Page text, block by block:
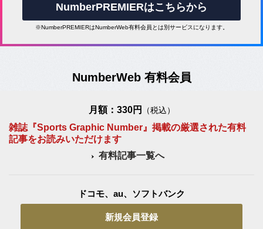
NumberPREMIERはこちらから
※NumberPREMIERはNumberWeb有料会員とは別サービスになります。
NumberWeb 有料会員
月額：330円 （税込）
雑誌『Sports Graphic Number』掲載の厳選された有料
記事をお読みいただけます
有料記事一覧へ
ドコモ、au、ソフトバンク
新規会員登録